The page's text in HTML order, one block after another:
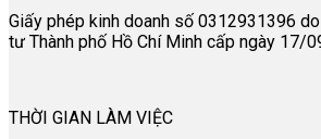
Giấy phép kinh doanh số 0312931396
tư Thành phố Hồ Chí Minh cấp ngày 17/
THỜI GIAN LÀM VIỆC